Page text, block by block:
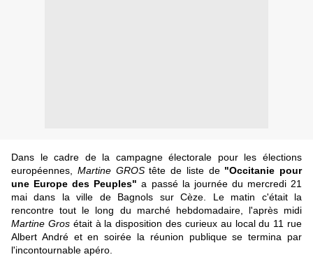
Dans le cadre de la campagne électorale pour les élections
européennes, Martine GROStête de liste de "Occitanie pour
une Europe des Peuples" a passé la journée du mercredi 21
mai dans la ville de Bagnols sur Cèze. Le matin c'était la
rencontre tout le long du marché hebdomadaire, l'après midi
Martine Grosétait à la disposition des curieux au local du 11 rue
Albert André et en soirée la réunion publique se termina par
l'incontournable apéro.